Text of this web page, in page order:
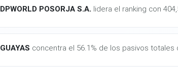
DPWORLD POSORJA S.A. lidera el ranking con
GUAYAS concentra el 56.1% de los pasivos totales